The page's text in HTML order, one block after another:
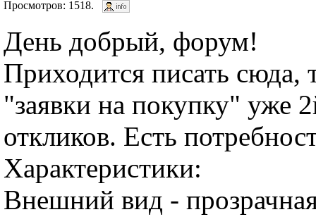
Просмотров: 1518.
День добрый, форум!
Приходится писать сюда,
"заявки на покупку" уже
откликов. Есть
Характеристики:
Внешний вид -